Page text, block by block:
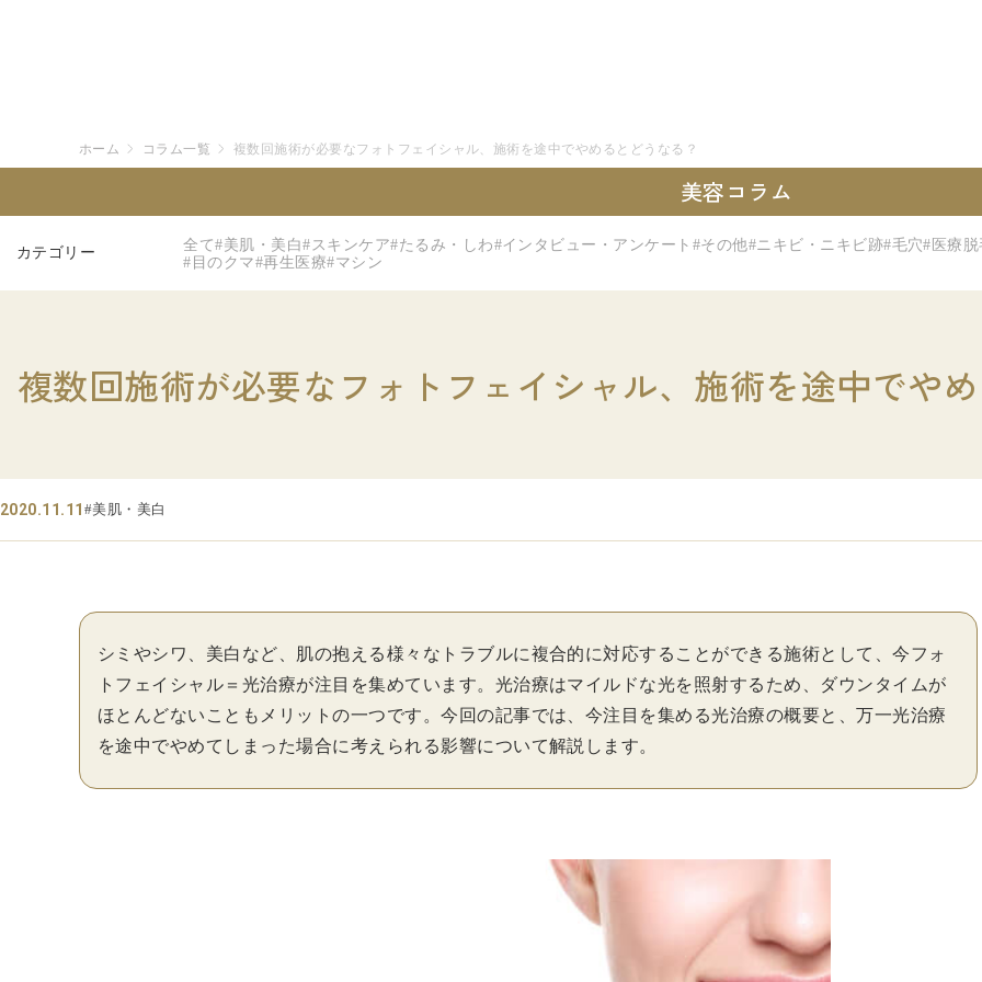
ホーム コラム一覧 複数回施術が必要なフォトフェイシャル、施術を途中でやめるとどうなる？
美容コラム
カテゴリー 全て#美肌・美白#スキンケア#たるみ・しわ#インタビュー・アンケート #その他#ニキビ・ニキビ跡#毛穴#医療脱
#目のクマ#再生医療#マシン
複数回施術が必要なフォトフェイシャル、施術を途中でや
2020.11.11 #美肌・美白
シミやシワ、美白など、肌の抱える様々なトラブルに複合的に対応することができる施術として、今フォ
トフェイシャル＝光治療が注目を集めています。光治療はマイルドな光を照射するため、ダウンタイムが
ほとんどないこともメリットの一つです。今回の記事では、今注目を集める光治療の概要と、万一光治療
を途中でやめてしまった場合に考えられる影響について解説します。